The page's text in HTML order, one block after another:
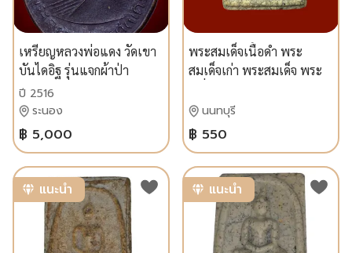
เหรียญหลวงพ่อแดง วัดเขา
บันไดอิฐ รุ่นแจกผ้าป่า
ปี2516 บล็อกหางกระรอก
นิยมที่สุด รับประกันพระแท้
ผิวเดิมครับ
ปี 2516
ระนอง
฿ 5,000
พระสมเด็จเนื้อดำ พระ
สมเด็จเก่า พระสมเด็จ พระ
นนทบุรี
฿ 550
แนะนำ แนะนำ